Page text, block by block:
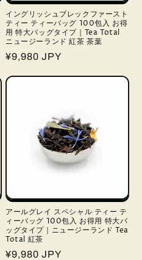
イングリッシュブレックファースト
ティー ティーバッグ 100包入 お得
用 特大バッグタイプ｜Tea Total
ニュージーランド 紅茶 茶葉
通
価
¥9,980 JPY
アールグレイ スペシャル ティー テ
ィーバッグ 100包入 お得用 特大バ
ッグタイプ｜ニュージーランド Tea
Total 紅茶
通
¥9,980 JPY